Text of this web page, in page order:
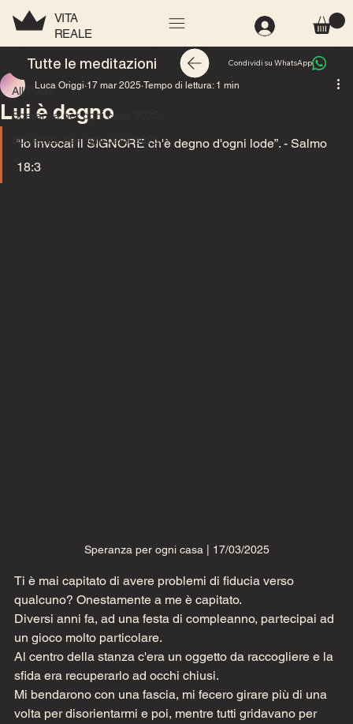
VITA
REALE
All Posts
Speranza per ogni casa 2025
Speranza per ogni casa 2026
All Posts
Lui è degno
Luca Origgi 17 mar 2025 Tempo di lettura: 1 min
“Io invocai il SIGNORE ch'è degno d'ogni lode”. - Salmo
18:3
Speranza per ogni casa | 17/03/2025
Ti è mai capitato di avere problemi di fiducia verso
qualcuno? Onestamente a me è capitato.
Diversi anni fa, ad una festa di compleanno, partecipai ad
un gioco molto particolare.
Al centro della stanza c'era un oggetto da raccogliere e la
sfida era recuperarlo ad occhi chiusi.
Mi bendarono con una fascia, mi fecero girare più di una
volta per disorientarmi e poi, mentre tutti gridavano per
Tutte le meditazioni Condividi su WhatsApp